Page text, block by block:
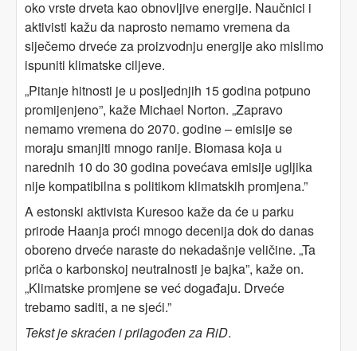
oko vrste drveta kao obnovljive energije. Naučnici i
aktivisti kažu da naprosto nemamo vremena da
siječemo drveće za proizvodnju energije ako mislimo
ispuniti klimatske ciljeve.
„Pitanje hitnosti je u posljednjih 15 godina potpuno
promijenjeno”, kaže Michael Norton. „Zapravo
nemamo vremena do 2070. godine – emisije se
moraju smanjiti mnogo ranije. Biomasa koja u
narednih 10 do 30 godina povećava emisije ugljika
nije kompatibilna s politikom klimatskih promjena.”
A estonski aktivista Kuresoo kaže da će u parku
prirode Haanja proći mnogo decenija dok do danas
oboreno drveće naraste do nekadašnje veličine. „Ta
priča o karbonskoj neutralnosti je bajka”, kaže on.
„Klimatske promjene se već događaju. Drveće
trebamo saditi, a ne sjeći.”
Tekst je skraćen i prilagođen za RiD.